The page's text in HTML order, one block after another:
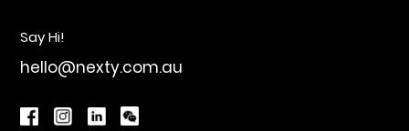
Say Hi!
hello@nexty.com.au